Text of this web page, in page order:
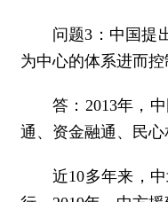
问题3：中国提
为中心的体系进而
答：2013年，
通、资金融通、民心
近10多年来，